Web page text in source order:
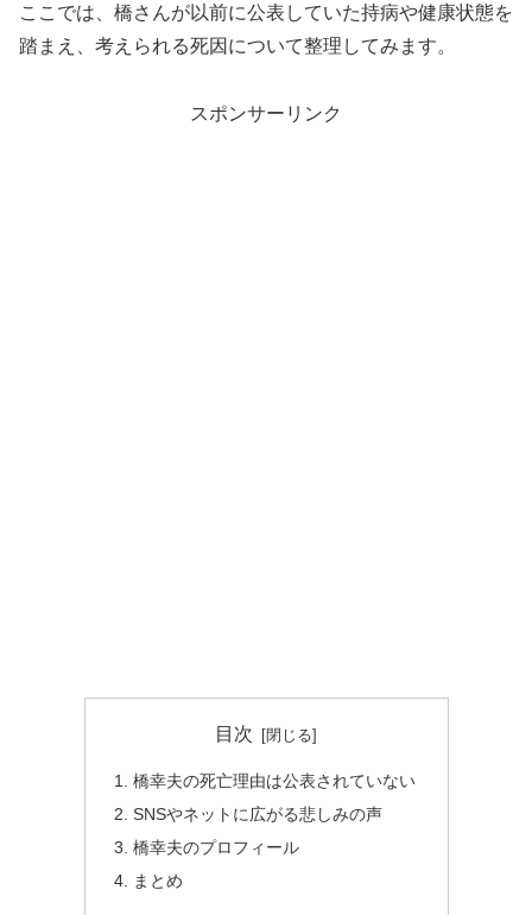
ここでは、橋さんが以前に公表していた持病や健康状態を
踏まえ、考えられる死因について整理してみます。
スポンサーリンク
目次
橋幸夫の死亡理由は公表されていない
SNSやネットに広がる悲しみの声
橋幸夫のプロフィール
まとめ